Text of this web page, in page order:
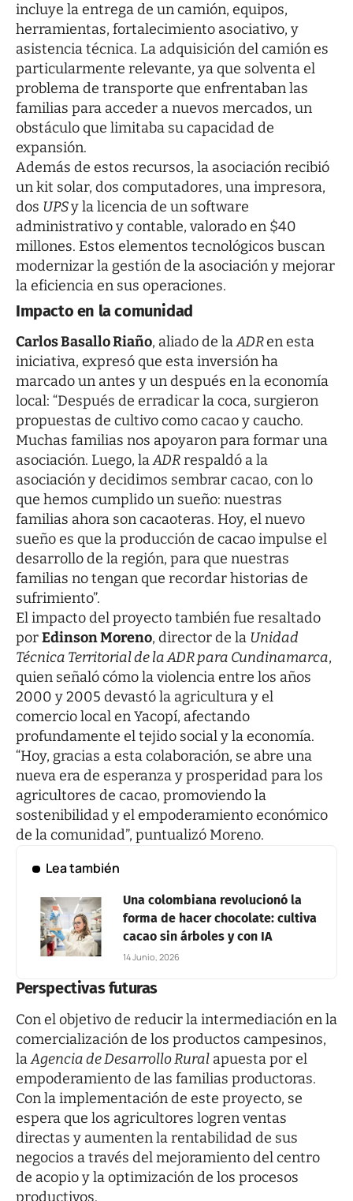
incluye la entrega de un camión, equipos,
herramientas, fortalecimiento asociativo, y
asistencia técnica. La adquisición del camión es
particularmente relevante, ya que solventa el
problema de transporte que enfrentaban las
familias para acceder a nuevos mercados, un
obstáculo que limitaba su capacidad de
expansión.
Además de estos recursos, la asociación recibió
un kit solar, dos computadores, una impresora,
dos UPSy la licencia de un software
administrativo y contable, valorado en $40
millones. Estos elementos tecnológicos buscan
modernizar la gestión de la asociación y mejorar
la eficiencia en sus operaciones.
Impacto en la comunidad
Carlos Basallo Riaño, aliado de laADRen esta
iniciativa, expresó que esta inversión ha
marcado un antes y un después en la economía
local: “Después de erradicar la coca, surgieron
propuestas de cultivo como cacao y caucho.
Muchas familias nos apoyaron para formar una
asociación. Luego, laADRrespaldó a la
asociación y decidimos sembrar cacao, con lo
que hemos cumplido un sueño: nuestras
familias ahora son cacaoteras. Hoy, el nuevo
sueño es que la producción de cacao impulse el
desarrollo de la región, para que nuestras
familias no tengan que recordar historias de
sufrimiento”.
El impacto del proyecto también fue resaltado
porEdinson Moreno, director de la Unidad
Técnica Territorial de la ADR para Cundinamarca,
quien señaló cómo la violencia entre los años
2000 y 2005 devastó la agricultura y el
comercio local en Yacopí, afectando
profundamente el tejido social y la economía.
“Hoy, gracias a esta colaboración, se abre una
nueva era de esperanza y prosperidad para los
agricultores de cacao, promoviendo la
sostenibilidad y el empoderamiento económico
de la comunidad”, puntualizó Moreno.
Lea también
Una colombiana revolucionó la
forma de hacer chocolate: cultiva
cacao sin árboles y con IA
14 Junio, 2026
Perspectivas futuras
Con el objetivo de reducir la intermediación en la
comercialización de los productos campesinos,
laAgencia de Desarrollo Rural apuesta por el
empoderamiento de las familias productoras.
Con la implementación de este proyecto, se
espera que los agricultores logren ventas
directas y aumenten la rentabilidad de sus
negocios a través del mejoramiento del centro
de acopio y la optimización de los procesos
productivos.